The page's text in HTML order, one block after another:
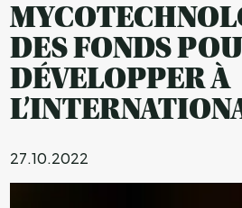
DES FONDS
DÉVELOPPER À
27.10.2022